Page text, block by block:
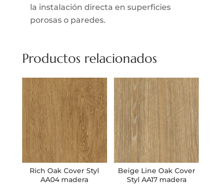
la instalación directa en superficies
porosas o paredes.
Productos relacionados
Rich Oak Cover Styl
AA04 madera
Beige Line Oak Cover
Styl AA17 madera